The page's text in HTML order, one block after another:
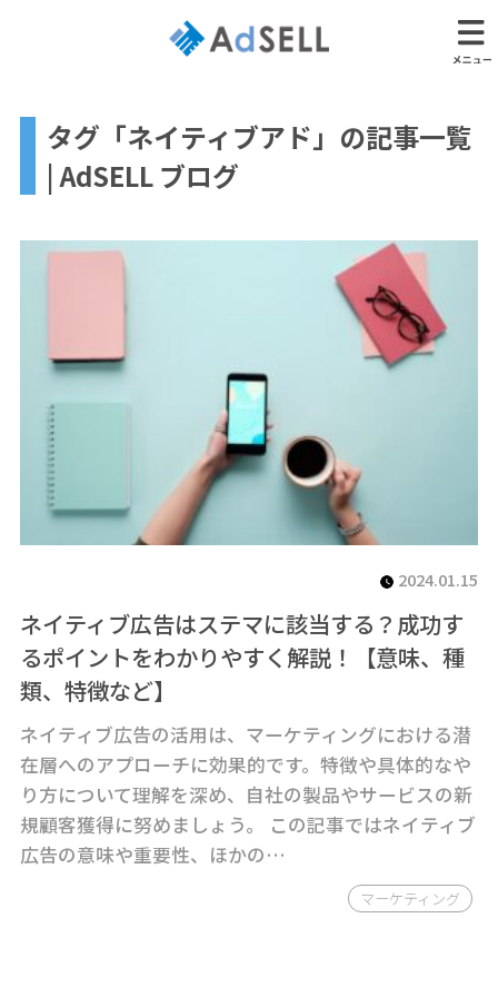
タグ「ネイティブアド」の記事一覧
| AdSELL ブログ
2024.01.15
ネイティブ広告はステマに該当する？成功す
るポイントをわかりやすく解説！【意味、種
類、特徴など】
ネイティブ広告の活用は、マーケティングにおける潜
在層へのアプローチに効果的です。特徴や具体的なや
り方について理解を深め、自社の製品やサービスの新
規顧客獲得に努めましょう。 この記事ではネイティブ
広告の意味や重要性、ほかの…
マーケティング